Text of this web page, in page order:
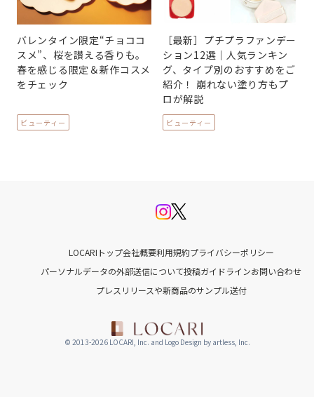
バレンタイン限定“チョココ
スメ”、桜を讃える香りも。
春を感じる限定＆新作コスメ
をチェック
ビューティー
［最新］プチプラファンデー
ション12選｜人気ランキン
グ、タイプ別のおすすめをご
紹介！ 崩れない塗り方もプ
ロが解説
ビューティー
LOCARIトップ会社概要利用規約プライバシーポリシー
パーソナルデータの外部送信について投稿ガイドラインお問い合わせ
プレスリリースや新商品のサンプル送付
© 2013-2026 LOCARI, Inc. and Logo Design by artless, Inc.